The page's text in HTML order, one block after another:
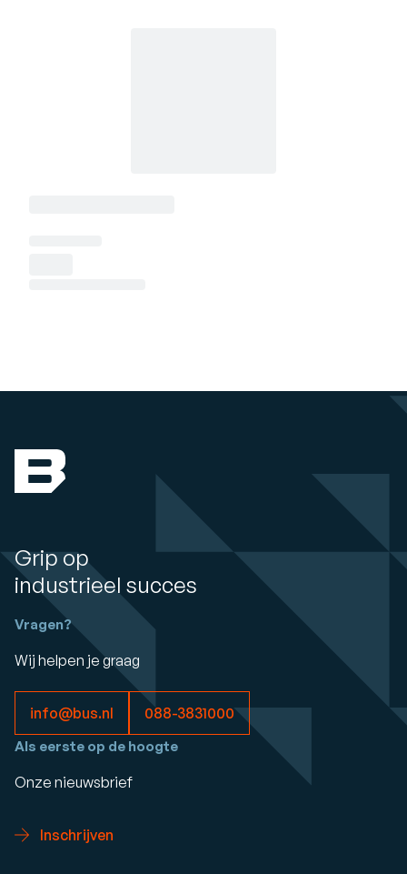
Grip op
industrieel succes
Vragen?
Wij helpen je graag
info@bus.nl 088-3831000
Als eerste op de hoogte
Onze nieuwsbrief
Inschrijven